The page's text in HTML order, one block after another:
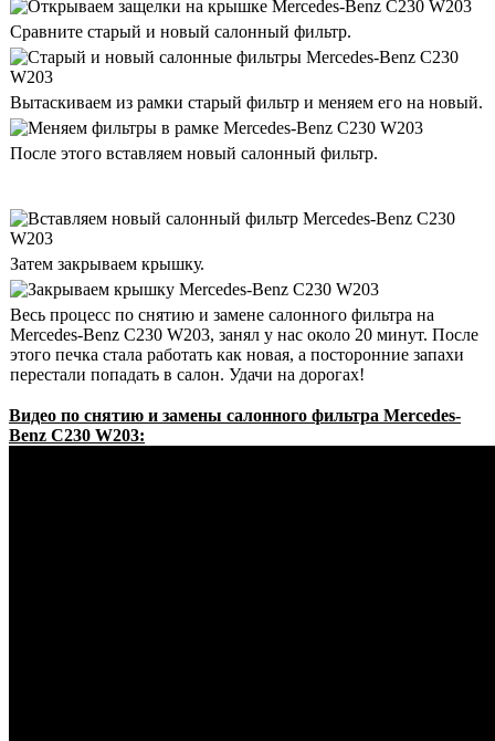
Сравните старый и новый салонный фильтр.
Вытаскиваем из рамки старый фильтр и меняем его на новый.
После этого вставляем новый салонный фильтр.
Затем закрываем крышку.
Весь процесс по снятию и замене салонного фильтра на
Mercedes-Benz C230 W203, занял у нас около 20 минут. После
этого печка стала работать как новая, а посторонние запахи
перестали попадать в салон. Удачи на дорогах!
Видео по снятию и замены салонного фильтра Mercedes-
Benz C230 W203: